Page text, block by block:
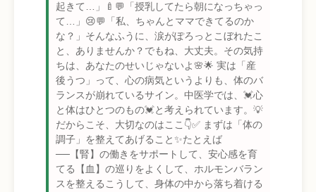
起きて…」🍼💬「授乳してたら朝になっちゃっ
て…」😢💬「私、ちゃんとママできてるのか
な？」そんなふうに、涙がぽろっとこぼれたこ
と、ありませんか？でもね、大丈夫。その気持
ちは、あなたのせいじゃないよ🌸🌟 実は「産
後うつ」って、心の病気というよりも、体のバ
ランスが崩れているサイン。中医学では、💓心
と体はひとつのもの💓と考えられています。💡
だからこそ、大切なのはここ👇✅ まずは「体の
調子」を整えてあげること✨たとえば
──【腎】の働きをサポートして、安心感を育
てる【血】の巡りをよくして、ホルモンバラン
スを整えるこうして、身体の中から落ち着ける